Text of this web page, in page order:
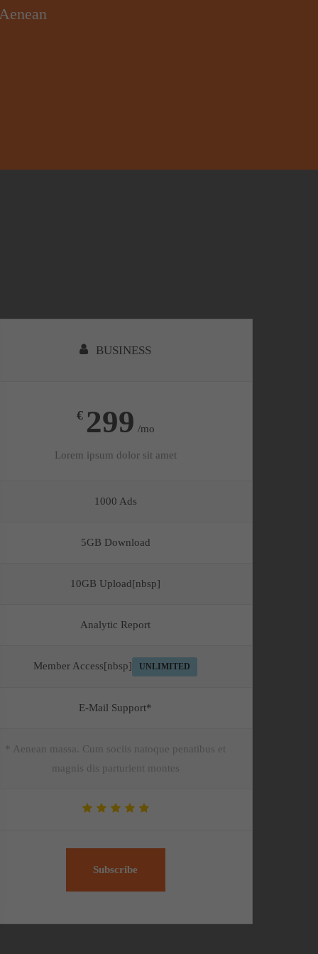
BUSINESS
€ 299 /mo
Lorem ipsum dolor sit amet
1000 Ads
5GB Download
10GB Upload[nbsp]
Analytic Report
Member Access[nbsp] UNLIMITED
E-Mail Support*
* Aenean massa. Cum sociis natoque penatibus et
magnis dis parturient montes
Subscribe